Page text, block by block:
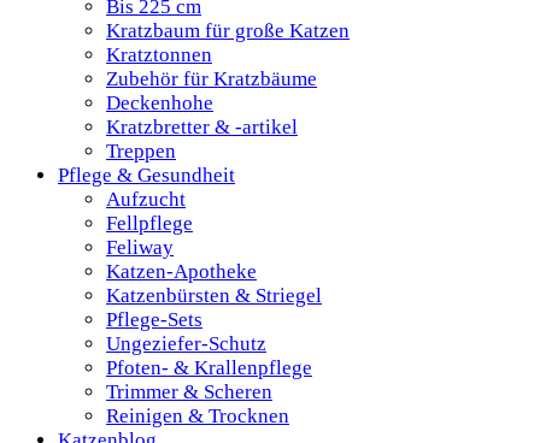
Bis 225 cm
Kratzbaum für große Katzen
Kratztonnen
Zubehör für Kratzbäume
Deckenhohe
Kratzbretter & -artikel
Treppen
Pflege & Gesundheit
Aufzucht
Fellpflege
Feliway
Katzen-Apotheke
Katzenbürsten & Striegel
Pflege-Sets
Ungeziefer-Schutz
Pfoten- & Krallenpflege
Trimmer & Scheren
Reinigen & Trocknen